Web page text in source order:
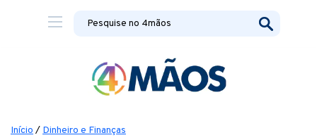
Início / Dinheiro e Finanças